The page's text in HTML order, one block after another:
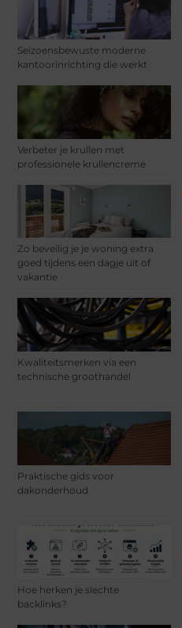
Seizoensbewuste moderne
kantoorinrichting die werkt
Verbeter je krullen met
professionele krullencreme
Zo beveilig je je woning extra
goed tijdens een dagje uit of
vakantie
Kwaliteitsmerken via een
technische groothandel
Praktische gids voor
dakonderhoud
Hoe herken je slechte
backlinks?